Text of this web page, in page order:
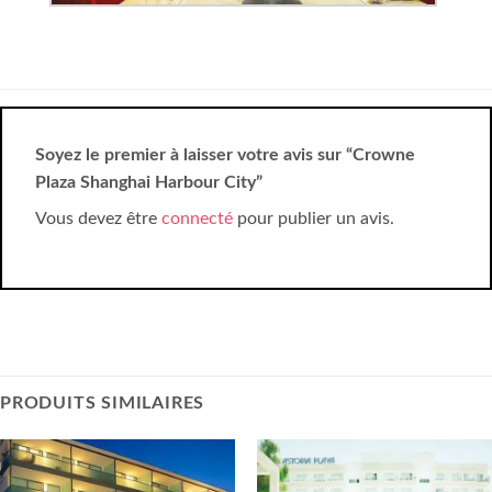
Soyez le premier à laisser votre avis sur “Crowne
Plaza Shanghai Harbour City”
Vous devez être connecté pour publier un avis.
PRODUITS SIMILAIRES